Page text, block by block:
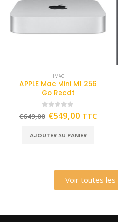
IMAC
APPLE Mac Mini M1 256
Go Recdt
out of 5
€649,00 €549,00 TTC
AJOUTER AU PANIER
Voir toutes les